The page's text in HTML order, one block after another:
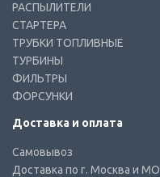
РАСПЫЛИТЕЛИ
СТАРТЕРА
ТРУБКИ ТОПЛИВНЫЕ
ТУРБИНЫ
ФИЛЬТРЫ
ФОРСУНКИ
Доставка и оплата
Самовывоз
Доставка по г. Москва и МО